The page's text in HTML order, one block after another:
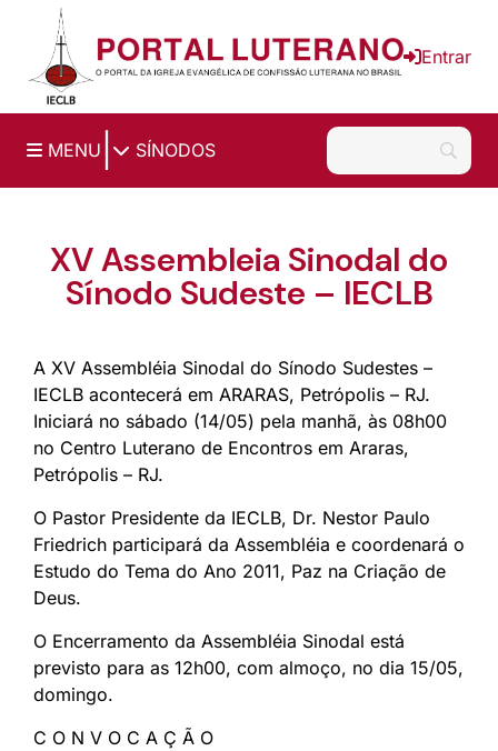
Ir para o conteúdo principal
Entrar
MENU SÍNODOS
XV Assembleia Sinodal do
Sínodo Sudeste – IECLB
A XV Assembléia Sinodal do Sínodo Sudestes –
IECLB acontecerá em ARARAS, Petrópolis – RJ.
Iniciará no sábado (14/05) pela manhã, às 08h00
no Centro Luterano de Encontros em Araras,
Petrópolis – RJ.
O Pastor Presidente da IECLB, Dr. Nestor Paulo
Friedrich participará da Assembléia e coordenará o
Estudo do Tema do Ano 2011, Paz na Criação de
Deus.
O Encerramento da Assembléia Sinodal está
previsto para as 12h00, com almoço, no dia 15/05,
domingo.
C O N V O C A Ç Ã O